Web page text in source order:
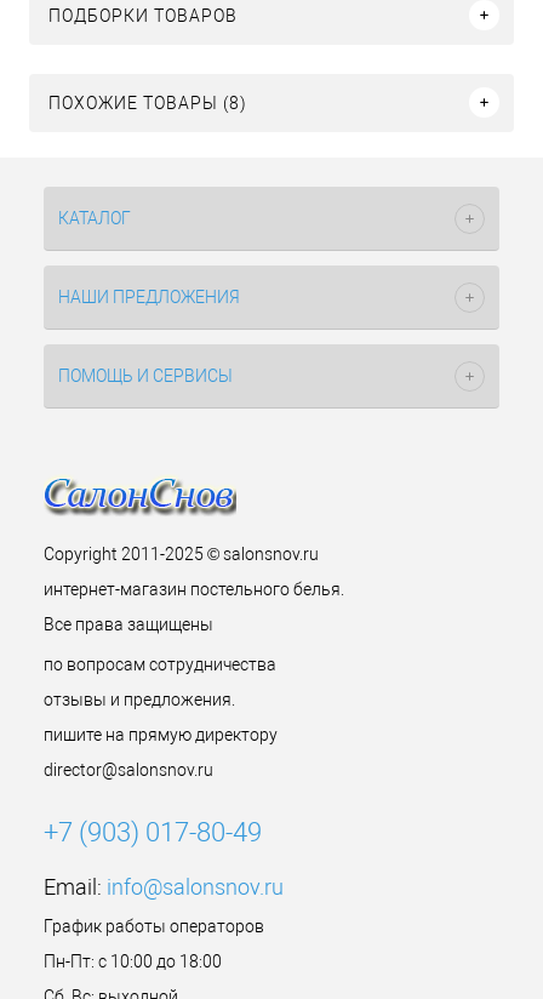
ПОДБОРКИ ТОВАРОВ
ПОХОЖИЕ ТОВАРЫ (8)
КАТАЛОГ
НАШИ ПРЕДЛОЖЕНИЯ
ПОМОЩЬ И СЕРВИСЫ
Copyright 2011-2025 © salonsnov.ru
интернет-магазин постельного белья.
Все права защищены
по вопросам сотрудничества
отзывы и предложения.
пишите на прямую директору
director@salonsnov.ru
+7 (903) 017-80-49
Email: info@salonsnov.ru
График работы операторов
Пн-Пт: с 10:00 до 18:00